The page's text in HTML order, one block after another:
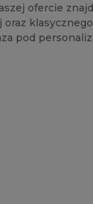
ofercie
pod